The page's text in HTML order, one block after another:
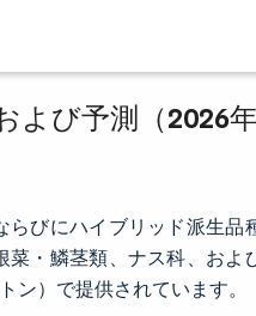
よび予測（2026
びにハイブリッド派生品
・鱗茎類、ナス科、およ
ン）で提供されています。